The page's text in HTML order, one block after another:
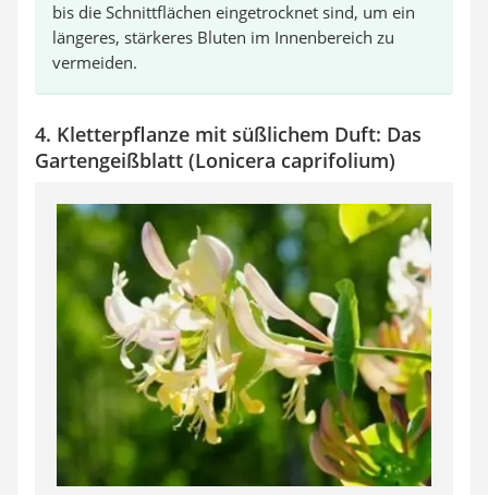
bis die Schnittflächen eingetrocknet sind, um ein
längeres, stärkeres Bluten im Innenbereich zu
vermeiden.
4. Kletterpflanze mit süßlichem Duft: Das
Gartengeißblatt (Lonicera caprifolium)